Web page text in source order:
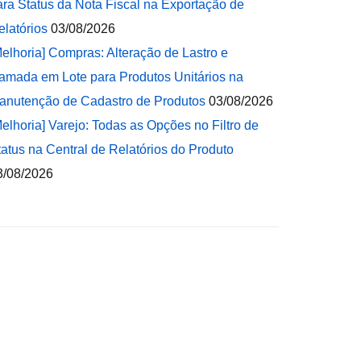
Status da Nota Fiscal na Exportação de
03/08/2026
Compras: Alteração de Lastro e
em Lote para Produtos Unitários na
de Cadastro de Produtos 03/08/2026
Varejo: Todas as Opções no Filtro de
na Central de Relatórios do Produto
08/2026